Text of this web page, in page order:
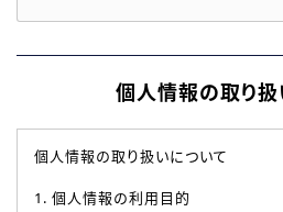
個人情報の取り扱
個人情報の取り扱いについて
1. 個人情報の利用目的